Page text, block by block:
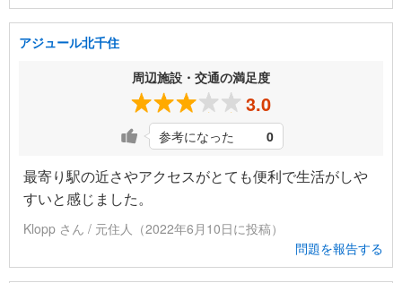
アジュール北千住
周辺施設・交通の満足度
3.0
参考になった 0
最寄り駅の近さやアクセスがとても便利で生活がしや
すいと感じました。
Klopp さん / 元住人（2022年6月10日に投稿）
問題を報告する